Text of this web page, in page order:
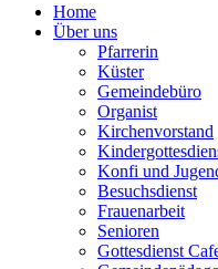
Home
Über uns
Pfarrerin
Küster
Gemeindebüro
Organist
Kirchenvorstand
Konfi und
Besuchsdienst
Frauenarbeit
Senioren
Gottesdienst